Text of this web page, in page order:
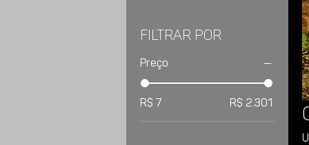
Filtrar por
Preço
R$ 7 R$ 2.301